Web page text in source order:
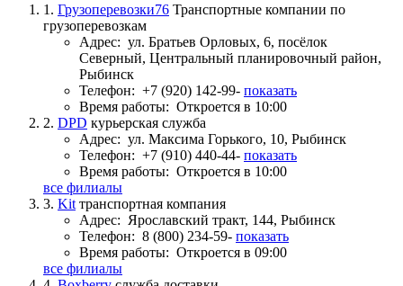
1. Грузоперевозки76 Транспортные компании по
грузоперевозкам
Адрес: ул. Братьев Орловых, 6, посёлок
Северный, Центральный планировочный район,
Рыбинск
Телефон: +7 (920) 142-99- показать
Время работы: Откроется в 10:00
2. DPD курьерская служба
Адрес: ул. Максима Горького, 10, Рыбинск
Телефон: +7 (910) 440-44- показать
Время работы: Откроется в 10:00
все филиалы
3. Kit транспортная компания
Адрес: Ярославский тракт, 144, Рыбинск
Телефон: 8 (800) 234-59- показать
Время работы: Откроется в 09:00
все филиалы